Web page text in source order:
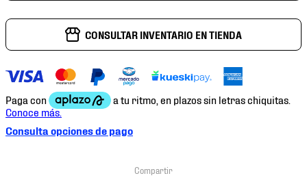
CONSULTAR INVENTARIO EN TIENDA
Consulta opciones de pago